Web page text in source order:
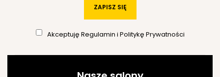
ZAPISZ SIĘ
Akceptuję Regulamin i Politykę Prywatności